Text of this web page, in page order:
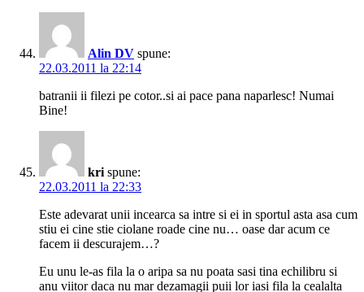
Alin DV spune:
22.03.2011 la 22:14
batranii ii filezi pe cotor..si ai pace pana naparlesc! Numai
Bine!
kri spune:
22.03.2011 la 22:33
Este adevarat unii incearca sa intre si ei in sportul asta asa cum
stiu ei cine stie ciolane roade cine nu… oase dar acum ce
facem ii descurajem…?
Eu unu le-as fila la o aripa sa nu poata sasi tina echilibru si
anu viitor daca nu mar dezamagii puii lor iasi fila la cealalta